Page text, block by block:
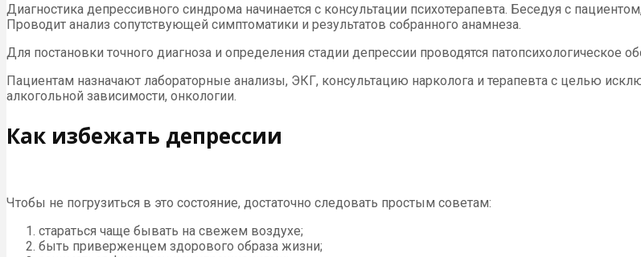
Диагностика депрессивного синдрома начинается с консультации психотерапевта. Беседуя с
Проводит анализ сопутствующей симптоматики и результатов собранного анамнеза.
Для постановки точного диагноза и определения стадии депрессии проводятся патопсихологическое
Пациентам назначают лабораторные анализы, ЭКГ, консультацию нарколога и терапевта с целью
алкогольной зависимости, онкологии.
Как избежать депрессии
Чтобы не погрузиться в это состояние, достаточно следовать простым советам:
стараться чаще бывать на свежем воздухе;
быть приверженцем здорового образа жизни;